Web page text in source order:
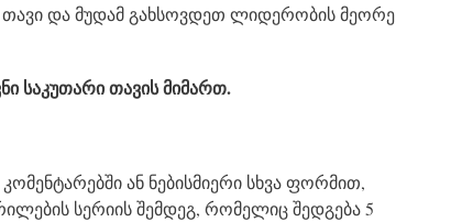
თავი და მუდამ გახსოვდეთ ლიდერობის მეორე
საკუთარი თავის მიმართ.
ან ნებისმიერი სხვა ფორმით,
სერიის შემდეგ, რომელიც შედგება 5